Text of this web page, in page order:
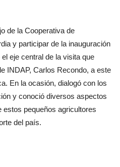
de la Cooperativa de
y participar de la inauguración
eje central de la visita que
INDAP, Carlos Recondo, a este
En la ocasión, dialogó con los
y conoció diversos aspectos
estos pequeños agricultores
del país.